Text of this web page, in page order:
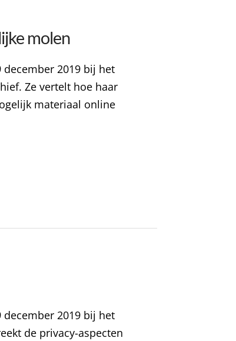
molen
2019 bij het
Ze vertelt hoe haar
materiaal online
2019 bij het
de privacy-aspecten